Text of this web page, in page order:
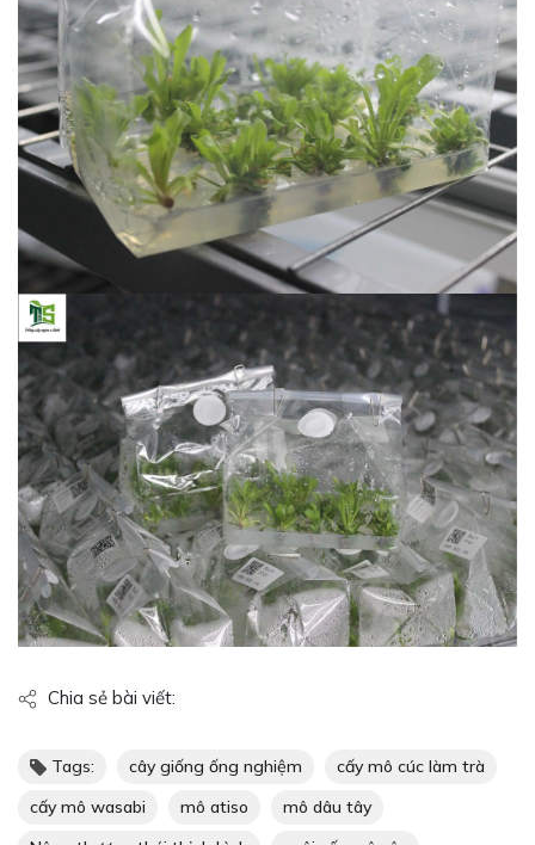
Chia sẻ bài viết:
Tags: cây giống ống nghiệm
cấy mô cúc làm trà
cấy mô wasabi
mô atiso
mô dâu tây